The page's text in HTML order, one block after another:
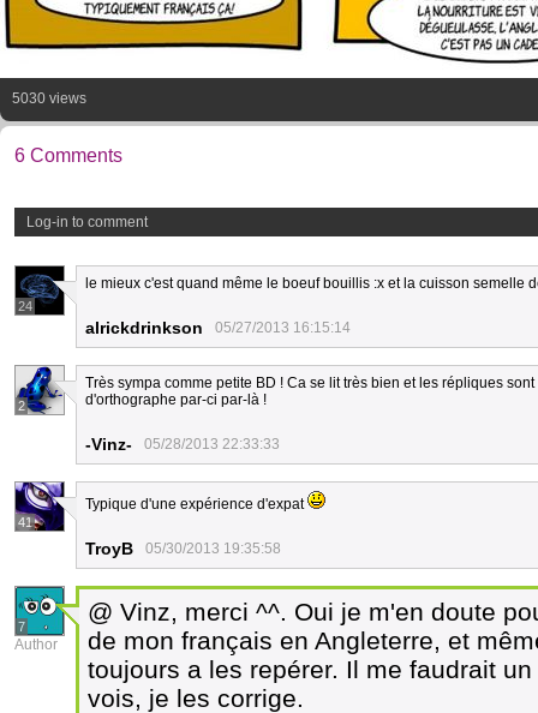
5030 views
6 Comments
Log-in to comment
24
le mieux c'est quand même le boeuf bouillis :x et la cuisson semelle
alrickdrinkson 05/27/2013 16:15:14
2
Très sympa comme petite BD ! Ca se lit très bien et les répliques
d'orthographe par-ci par-là !
-Vinz- 05/28/2013 22:33:33
41
Typique d'une expérience d'expat
TroyB 05/30/2013 19:35:58
7
Author
@ Vinz, merci ^^. Oui je m'en doute
de mon français en Angleterre, et
toujours a les repérer. Il me faudrait
vois, je les corrige.